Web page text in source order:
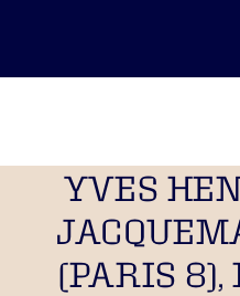
YVES
(PARIS 8),